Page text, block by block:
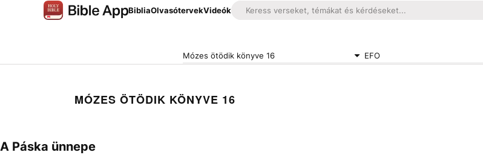
BibliaOlvasótervekVideók
Mózes ötödik könyve 16 EFO
MÓZES ÖTÖDIK KÖNYVE 16
A Páska ünnepe